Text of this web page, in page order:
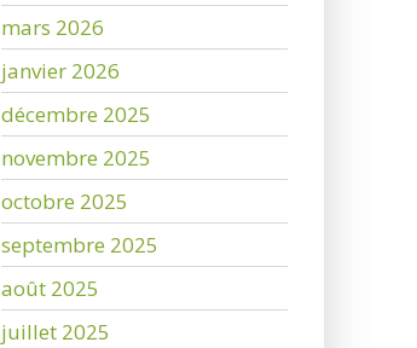
mars 2026
janvier 2026
décembre 2025
novembre 2025
octobre 2025
septembre 2025
août 2025
juillet 2025